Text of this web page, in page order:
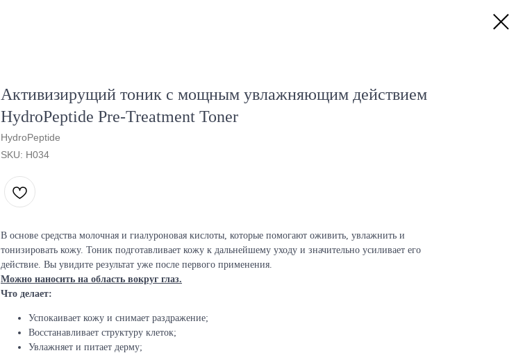
Активизирущий тоник с мощным увлажняющим действием
HydroPeptide Pre-Treatment Toner
HydroPeptide
SKU: H034
В основе средства молочная и гиалуроновая кислоты, которые помогают оживить, увлажнить и
тонизировать кожу. Тоник подготавливает кожу к дальнейшему уходу и значительно усиливает его
действие. Вы увидите результат уже после первого применения.
Можно наносить на область вокруг глаз.
Что делает:
Успокаивает кожу и снимает раздражение;
Восстанавливает структуру клеток;
Увлажняет и питает дерму;